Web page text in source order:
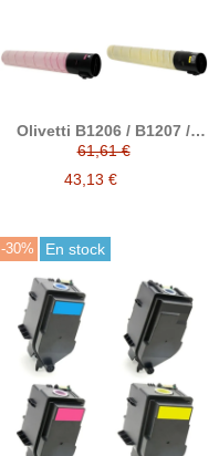
Olivetti B1206 / B1207 /
B1208 / B1209 tóner
compatible
61,61 €
43,13 €
-30% En stock